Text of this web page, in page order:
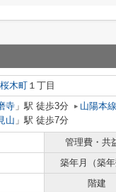
桜木町 １丁目
寺 」駅 徒歩3分 山陽本線
山 」駅 徒歩7分
管理費・共
築年月（築年
階建